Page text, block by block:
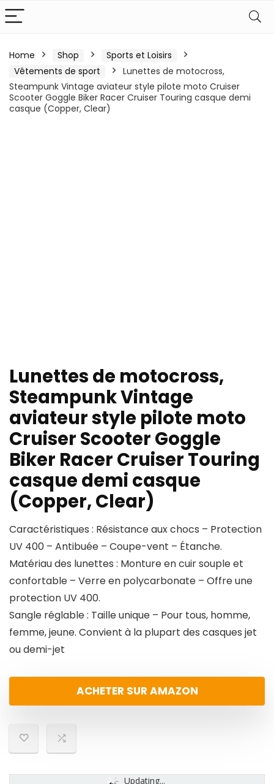
Home Shop
Sports et Loisirs
Vêtements de sport
Lunettes de motocross,
Steampunk Vintage aviateur style pilote moto Cruiser
Scooter Goggle Biker Racer Cruiser Touring casque demi
casque (Copper, Clear)
Lunettes de motocross,
Steampunk Vintage
aviateur style pilote moto
Cruiser Scooter Goggle
Biker Racer Cruiser Touring
casque demi casque
(Copper, Clear)
Caractéristiques : Résistance aux chocs – Protection
UV 400 – Antibuée – Coupe-vent – Étanche.
Matériau des lunettes : Monture en cuir souple et
confortable – Verre en polycarbonate – Offre une
protection UV 400.
Sangle réglable : Taille unique – Pour tous, homme,
femme, jeune. Convient à la plupart des casques jet
ou demi-jet
ACHETER SUR AMAZON
Updating...